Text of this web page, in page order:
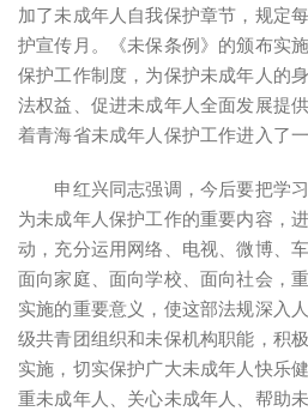
加了未成年人自我保护章节，规定
护宣传月。《未保条例》的颁布实
保护工作制度，为保护未成年人的
法权益、促进未成年人全面发展提
着青海省未成年人保护工作进入了
申红兴同志强调，今后要把学习
为未成年人保护工作的重要内容，
动，充分运用网络、电视、微博、
面向家庭、面向学校、面向社会，
实施的重要意义，使这部法规深入
级共青团组织和未保机构职能，积
实施，切实保护广大未成年人快乐
重未成年人、关心未成年人、帮助